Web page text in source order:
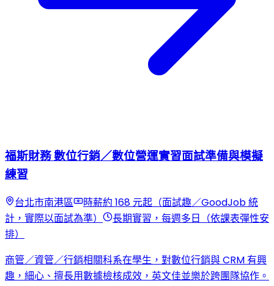
福斯財務 數位行銷／數位營運實習面試準備與模擬
練習
台北市南港區
時薪約 168 元起（面試趣／GoodJob 統
計，實際以面試為準）
長期實習，每週多日（依課表彈性安
排）
商管／資管／行銷相關科系在學生，對數位行銷與 CRM 有興
趣，細心、擅長用數據檢核成效，英文佳並樂於跨團隊協作。